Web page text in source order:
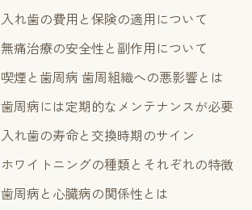
入れ歯の費用と保険の適用について
無痛治療の安全性と副作用について
喫煙と歯周病 歯周組織への悪影響とは
歯周病には定期的なメンテナンスが必要
入れ歯の寿命と交換時期のサイン
ホワイトニングの種類とそれぞれの特徴
歯周病と心臓病の関係性とは